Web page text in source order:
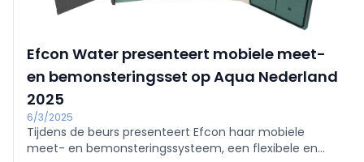
Efcon Water presenteert mobiele meet-
en bemonsteringsset op Aqua Nederland
2025
6/3/2025
Tijdens de beurs presenteert Efcon haar mobiele
meet- en bemonsteringssysteem, een flexibele en